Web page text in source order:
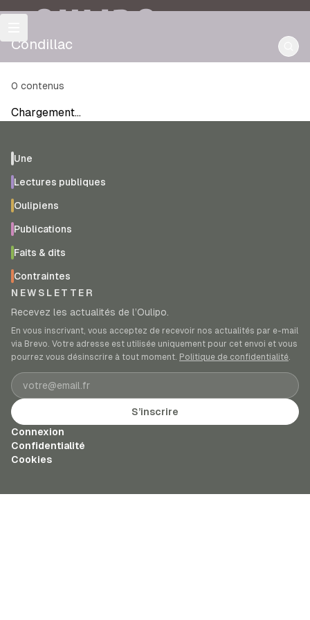
OULIPO
Condillac
0 contenus
Chargement…
Une
Lectures publiques
Oulipiens
Publications
Faits & dits
Contraintes
NEWSLETTER
Recevez les actualités de l’Oulipo.
En vous inscrivant, vous acceptez de recevoir nos actualités par e-mail
via Brevo. Votre adresse est utilisée uniquement pour cet envoi et vous
pourrez vous désinscrire à tout moment. Politique de confidentialité.
Adresse e-mail
S’inscrire
Connexion
Confidentialité
Cookies